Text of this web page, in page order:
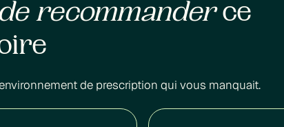
recommanderce
de prescription qui vous manquait.